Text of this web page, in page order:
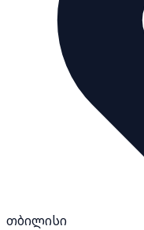
თბილისი